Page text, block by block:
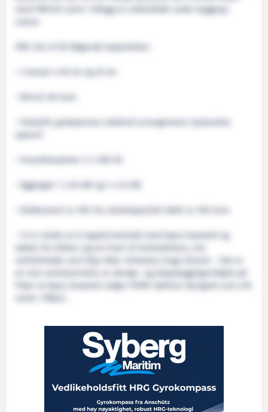
med FMV232 samt i tillegg en arbeidsbåt under bygging i
FMV 232 vil få følgende kapasiteter:
• 2 kraner a 65 tm og 32 tm
• Haikjeft, guidepinner, hekkrull arrangement, hydraulisk
operert
• Hovedmaskiner: 2 x 500 hk
• Aggregat: 1 x 84 kW og 1 x 23 kW
• Dekksareal ca 100 m2, lastekapasitet dekk ca 100 tonn
– Vi er stolte av å oppnå kontrakt med Aqua Seawork og
verfsdirektør ved Fitjar Mek. Verksted, Hugo Strand. – Det er
en stor anerkjennelse av design- og skipsbyggingsmiljøet på
Fitjar at Aqua Seawork velger HFMV Sørfonn designet som sitt
neste i flåten.